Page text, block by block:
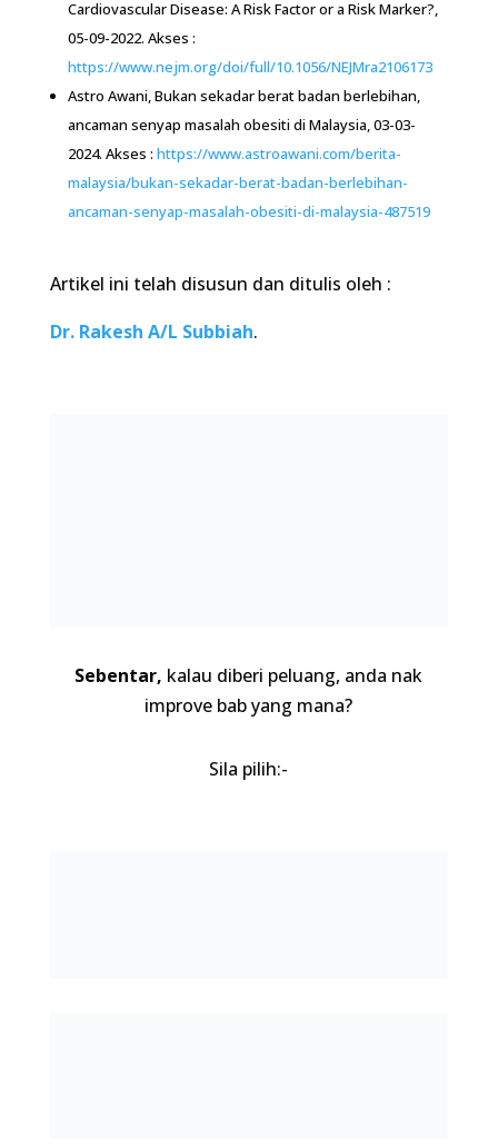
Sebentar,kalau diberi peluang,
anda nak improve bab yang
mana?
Sila pilih:-